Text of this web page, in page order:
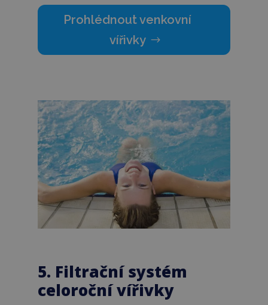
Prohlédnout venkovní
vířivky
5. Filtrační systém
celoroční vířivky